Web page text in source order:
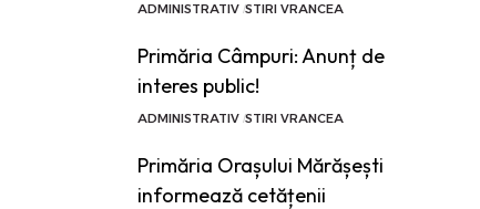
ADMINISTRATIV STIRI VRANCEA
Primăria Câmpuri: Anunț de
interes public!
ADMINISTRATIV STIRI VRANCEA
Primăria Orașului Mărășești
informează cetățenii